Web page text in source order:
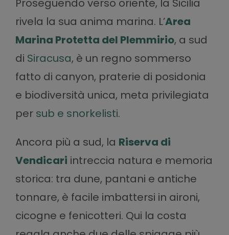
Proseguendo verso oriente, la Sicilia
rivela la sua anima marina. L’Area
Marina Protetta del Plemmirio, a sud
di Siracusa, è un regno sommerso
fatto di canyon, praterie di posidonia
e biodiversità unica, meta privilegiata
per sub e snorkelisti.
Ancora più a sud, la Riserva di
Vendicari intreccia natura e memoria
storica: tra dune, pantani e antiche
tonnare, è facile imbattersi in aironi,
cicogne e fenicotteri. Qui la costa